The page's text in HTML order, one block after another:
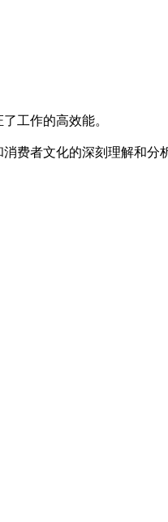
工作的高效能。
费者文化的深刻理解和分